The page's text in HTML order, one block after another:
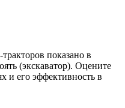
показано в
(экскаватор). Оцените
и его эффективность в